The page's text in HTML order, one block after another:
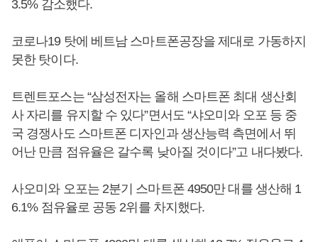
3.5% 감소했다.
코로나19 탓에 베트남 스마트폰공장을 제대로 가동하지
못한 탓이다.
트렌트포스는 “삼성전자는 올해 스마트폰 최대 생산회
사 자리를 유지할 수 있다”면서도 “샤오미와 오포 등 중
국 경쟁사도 스마트폰 디자인과 생산능력 측면에서 뛰
어난 만큼 점유율은 갈수록 낮아질 것이다”고 내다봤다.
사오미와 오포는 2분기 스마트폰 4950만 대를 생산해 1
6.1% 점유율로 공동 2위를 차지했다.